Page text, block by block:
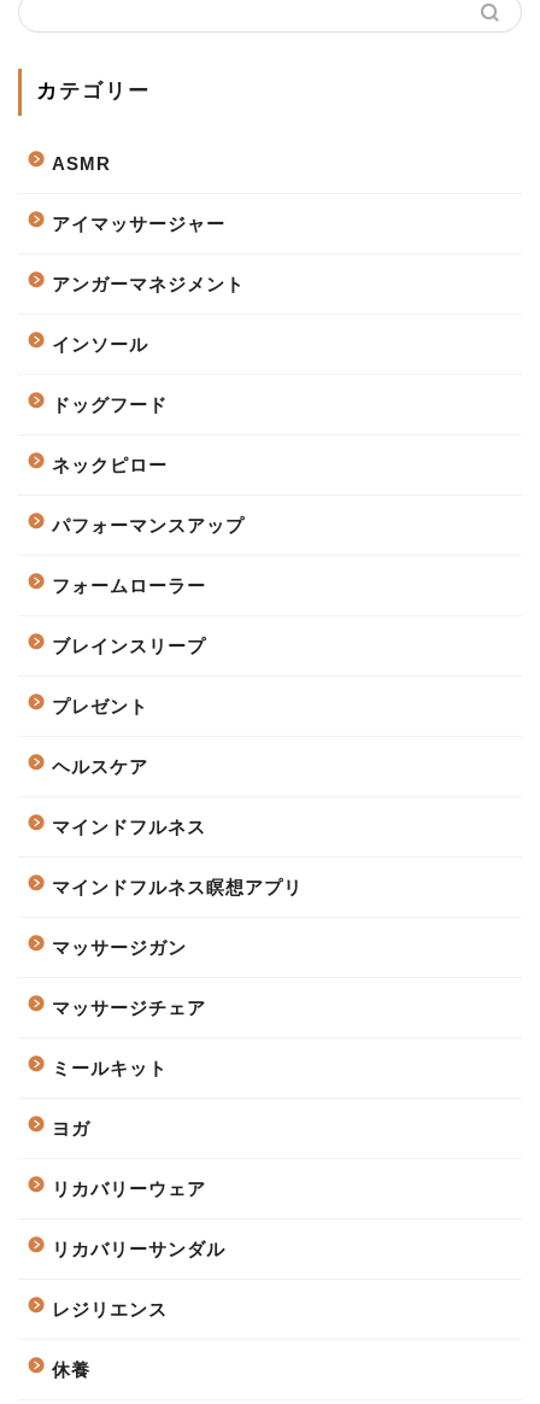
カテゴリー
ASMR
アイマッサージャー
アンガーマネジメント
インソール
ドッグフード
ネックピロー
パフォーマンスアップ
フォームローラー
ブレインスリープ
プレゼント
ヘルスケア
マインドフルネス
マインドフルネス瞑想アプリ
マッサージガン
マッサージチェア
ミールキット
ヨガ
リカバリーウェア
リカバリーサンダル
レジリエンス
休養